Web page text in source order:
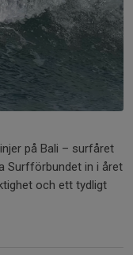
på Bali – surfåret
Surfförbundet in i året
och ett tydligt